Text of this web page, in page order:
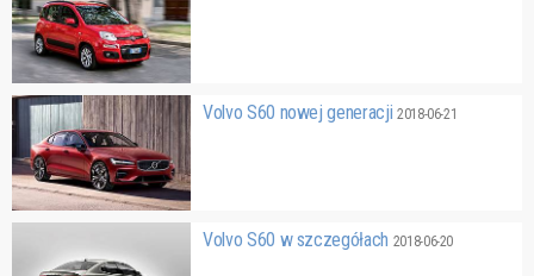
Volvo S60 nowej generacji 2018-06-21
Volvo S60 w szczegółach 2018-06-20